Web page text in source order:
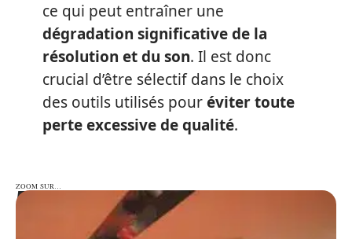
ce qui peut entraîner une
dégradation significative de la
résolution et du son. Il est donc
crucial d’être sélectif dans le choix
des outils utilisés pouréviter toute
perte excessive de qualité.
ZOOM SUR…
ZOOM SUR…